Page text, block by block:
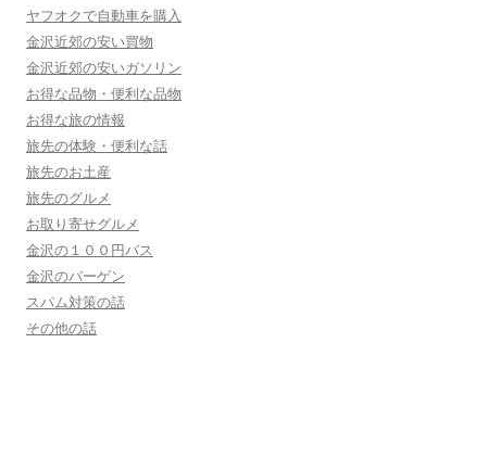
ヤフオクで自動車を購入
金沢近郊の安い買物
金沢近郊の安いガソリン
お得な品物・便利な品物
お得な旅の情報
旅先の体験・便利な話
旅先のお土産
旅先のグルメ
お取り寄せグルメ
金沢の１００円バス
金沢のバーゲン
スパム対策の話
その他の話